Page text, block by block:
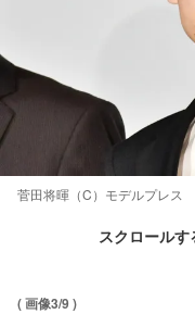
菅田将暉（C）モデルプレス
スクロール
( 画像3/9 )